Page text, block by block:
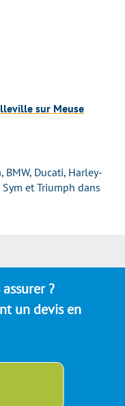
sur Meuse
BMW, Ducati, Harley-
etTriumph dans
?
un devis en